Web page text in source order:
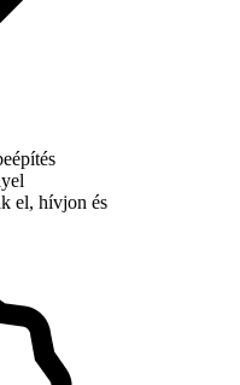
el, hívjon és